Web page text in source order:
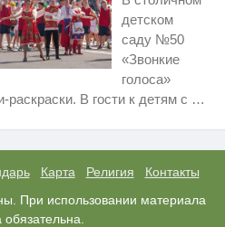
детском
саду №50
«Звонкие
голоса»
раскраски. В гости к детям с …
Карта Религия
Контакты
При использовании материала
обязательна.
долго
i
это видео
раз